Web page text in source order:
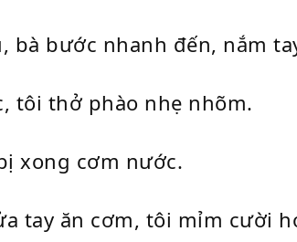
bà bước nhanh đến, nắm
tôi thở phào nhẹ nhõm.
xong cơm nước.
tay ăn cơm, tôi mỉm cười